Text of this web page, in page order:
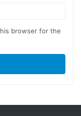
browser for the